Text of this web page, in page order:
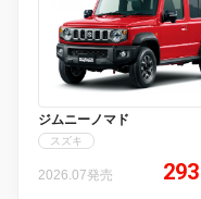
ジムニーノマド
スズキ
2026.07発売 293